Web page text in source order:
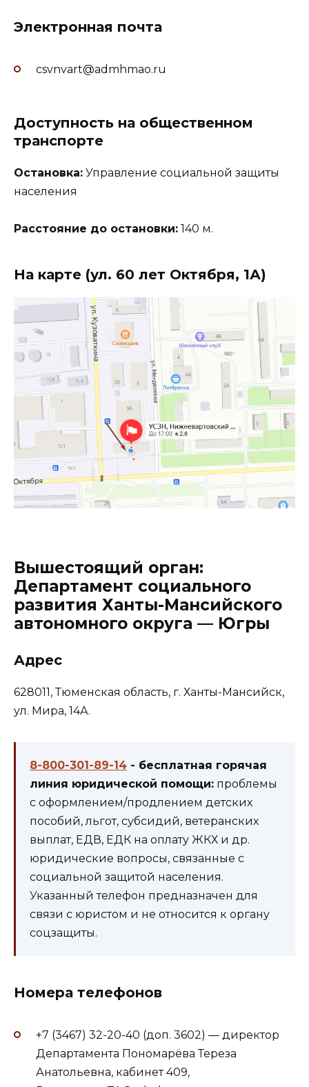
Электронная почта
csvnvart@admhmao.ru
Доступность на общественном
транспорте
Остановка: Управление социальной защиты
населения
Расстояние до остановки: 140 м.
На карте (ул. 60 лет Октября, 1А)
Вышестоящий орган:
Департамент социального
развития Ханты-Мансийского
автономного округа — Югры
Адрес
628011, Тюменская область, г. Ханты-Мансийск,
ул. Мира, 14А.
8-800-301-89-14 - бесплатная горячая
линия юридической помощи: проблемы
с оформлением/продлением детских
пособий, льгот, субсидий, ветеранских
выплат, ЕДВ, ЕДК на оплату ЖКХ и др.
юридические вопросы, связанные с
социальной защитой населения.
Указанный телефон предназначен для
связи с юристом и не относится к органу
соцзащиты.
Номера телефонов
+7 (3467) 32-20-40 (доп. 3602) — директор
Департамента Пономарёва Тереза
Анатольевна, кабинет 409,